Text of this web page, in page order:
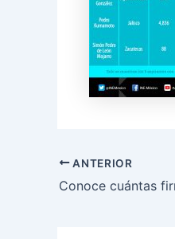
ANTERIOR